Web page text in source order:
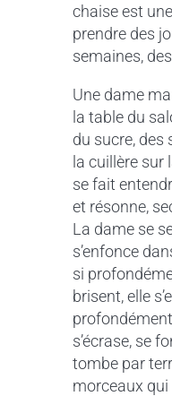
chaise est
prendre des
semaines,
Une dame
la table du
du sucre, des
la cuillère sur
se fait
et résonne,
La dame se
s’enfonce
si
brisent, elle
profondément
s’écrase, se
tombe par
morceaux qui